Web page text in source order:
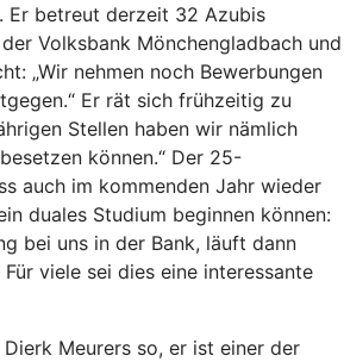
Er betreut derzeit 32 Azubis
Volksbank Mönchengladbach und
„Wir nehmen noch Bewerbungen
Er rät sich frühzeitig zu
Stellen haben wir nämlich
können.“ Der 25-
auch im kommenden Jahr wieder
duales Studium beginnen können:
bei uns in der Bank, läuft dann
viele sei dies eine interessante
Meurers so, er ist einer der